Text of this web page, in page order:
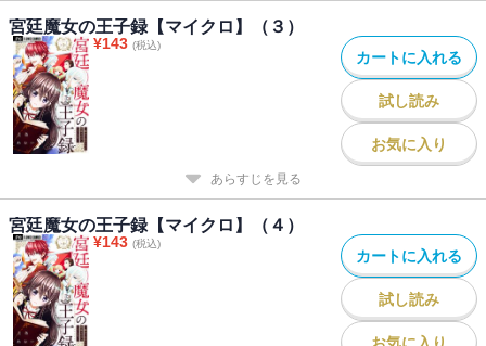
宮廷魔女の王子録【マイクロ】（３）
¥143 (税込)
カートに入れる
試し読み
お気に入り
あらすじを見る
宮廷魔女の王子録【マイクロ】（４）
¥143 (税込)
カートに入れる
試し読み